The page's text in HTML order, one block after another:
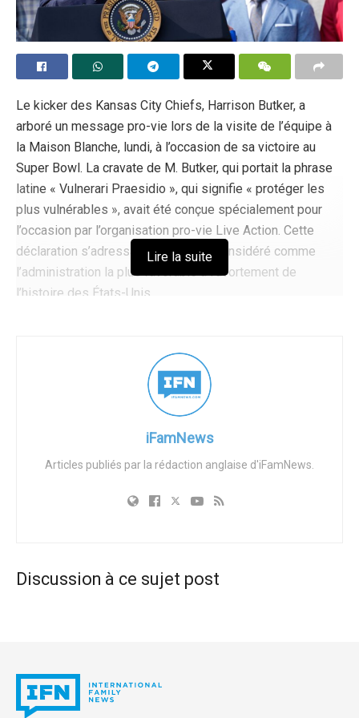
Le kicker des Kansas City Chiefs, Harrison Butker, a
arboré un message pro-vie lors de la visite de l’équipe à
la Maison Blanche, lundi, à l’occasion de sa victoire au
Super Bowl. La cravate de M. Butker, qui portait la phrase
latine « Vulnerari Praesidio », qui signifie « protéger les
plus vulnérables », avait été conçue spécialement pour
l’occasion par l’organisation pro-vie Live Action. Cette
déclaration s’adressait à ce qui est considéré comme
l’administration la plus favorable à l’avortement de
l’histoire des États-Unis.
semaines. L’objectif était de mettre en lumière le
problème de l’avortement et le nombre important de
bébés à naître qui en sont victimes chaque année. Des
photos ont montré Butker arborant fièrement la cravate,
déclare fervent catholique et qu’il soutient fermement
les efforts ont été faits pour normaliser l’interruption
tragique de leur vie », a déclaré M. Butker.
Lire la suite
iFamNews
Articles publiés par la rédaction anglaise d'iFamNews.
Discussion à ce sujet post